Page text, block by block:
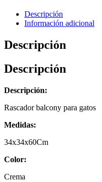
Descripción
Información adicional
Descripción
Descripción
Descripción:
Rascador balcony para gatos
Medidas:
34x34x60Cm
Color:
Crema